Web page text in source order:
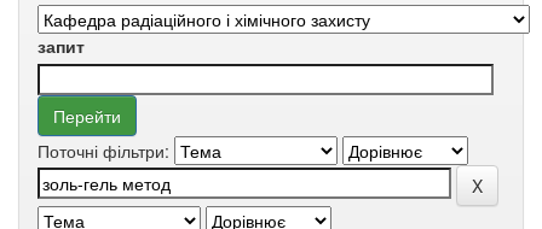
запит
Поточні фільтри: